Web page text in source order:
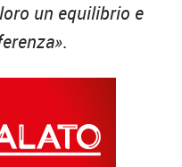
un equilibrio e
.